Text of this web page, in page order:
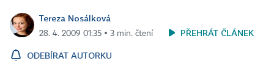
Tereza Nosálková
28. 4. 2009 01:35 ▪ 3 min. čtení PŘEHRÁT ČLÁNEK
ODEBÍRAT AUTORKU